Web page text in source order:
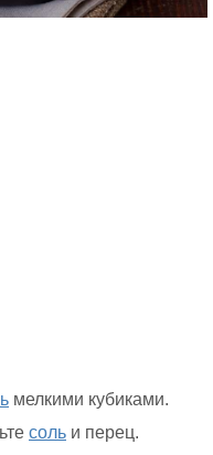
мелкими кубиками.
соль и перец.